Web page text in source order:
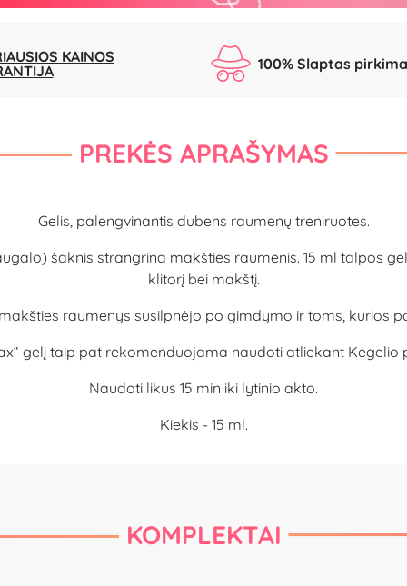
KAINOS
100% Slaptas
PREKĖS APRAŠYMAS
Gelis, palengvinantis dubens raumenų treniruotes.
šaknis strangrina makšties raumenis. 15 ml talpos
klitorį bei makštį.
raumenys susilpnėjo po gimdymo ir toms, kurios
gelį taip pat rekomenduojama naudoti atliekant Kėgelio
Naudoti likus 15 min iki lytinio akto.
Kiekis - 15 ml.
KOMPLEKTAI